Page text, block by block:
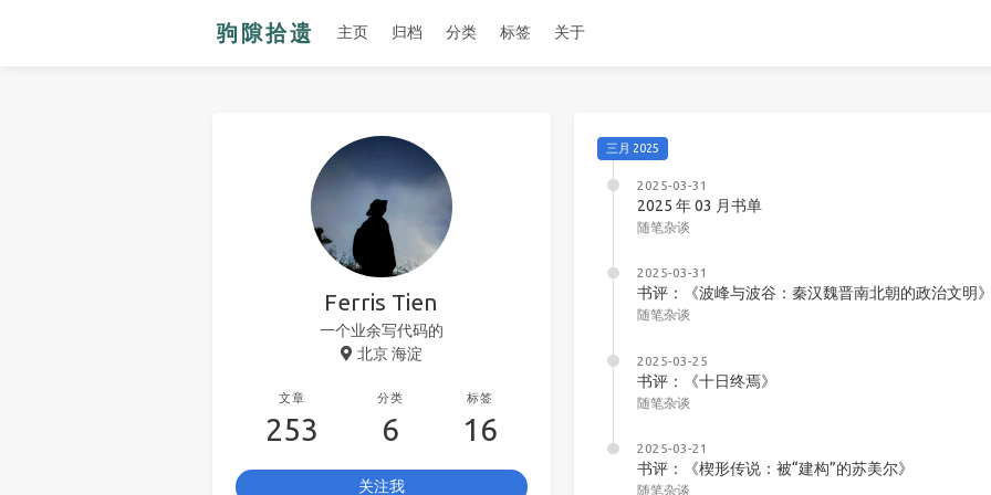
主页 归档 分类 标签 关于
三月 2025
2025-03-31
2025 年 03 月书单
随笔杂谈
2025-03-31
书评：《波峰与波谷：秦汉魏晋南北朝的政治文明
随笔杂谈
2025-03-25
书评：《十日终焉》
随笔杂谈
2025-03-21
书评：《楔形传说：被“建构”的苏美尔》
随笔杂谈
Ferris Tien
一个业余写代码的
北京 海淀
文章
253
分类
6
标签
16
关注我